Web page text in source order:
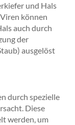
und Hals
können
auch durch
der
ausgelöst
durch spezielle
Diese
werden, um